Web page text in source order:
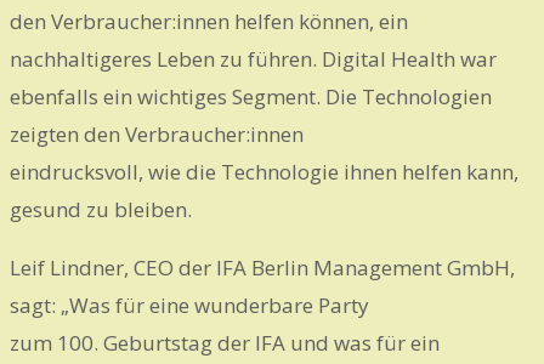
den Verbraucher:innen helfen können, ein
nachhaltigeres Leben zu führen. Digital Health war
ebenfalls ein wichtiges Segment. Die Technologien
zeigten den Verbraucher:innen
eindrucksvoll, wie die Technologie ihnen helfen kann,
gesund zu bleiben.
Leif Lindner, CEO der IFA Berlin Management GmbH,
sagt: „Was für eine wunderbare Party
zum 100. Geburtstag der IFA und was für ein